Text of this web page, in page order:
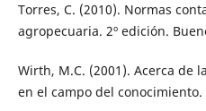
Torres, C. (2010). Normas
agropecuaria. 2º edición.
Wirth, M.C. (2001). Acerca de
en el campo del conocimiento.